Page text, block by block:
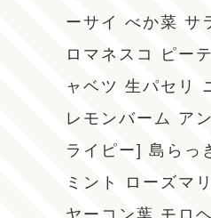
ーサイ べか菜 サ
ロマネスコ
ピー
ャベツ 生パセリ
レモンバーム ア
ライピー] 島らっ
ミント
ローズマ
ヤーコン葉 モロ